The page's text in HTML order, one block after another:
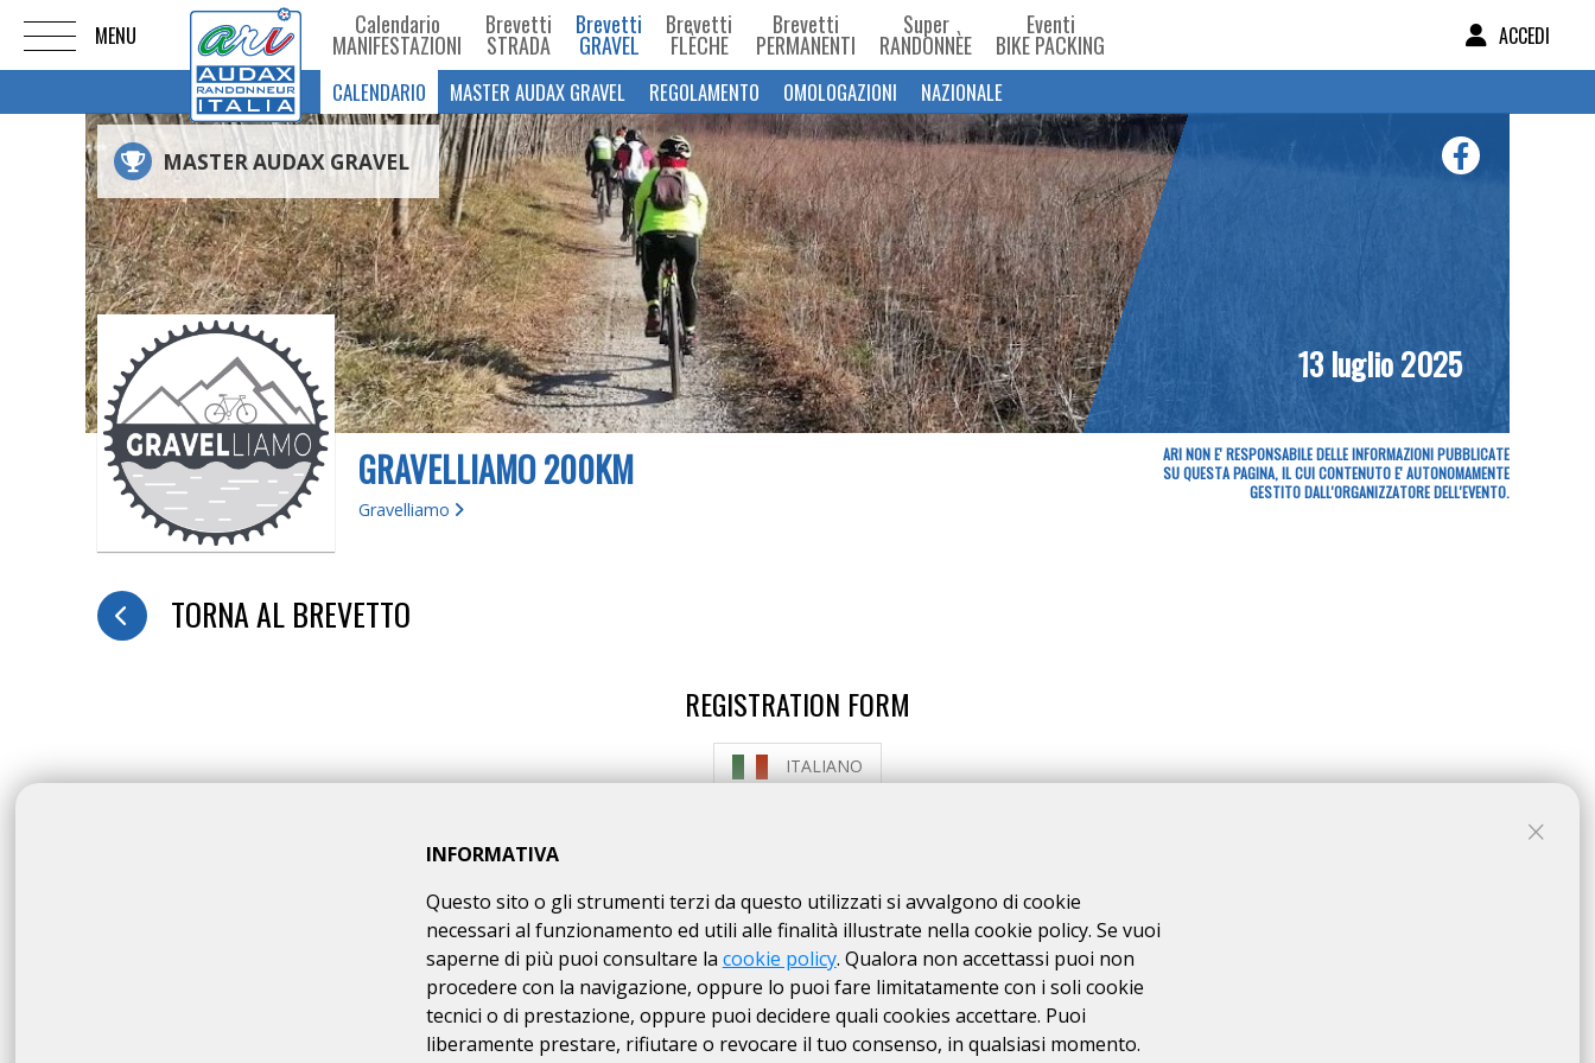
Calendario
MANIFESTAZIONI
Brevetti
STRADA
Brevetti
GRAVEL
Brevetti
FLÈCHE
Brevetti
PERMANENTI
Super
RANDONNÈE
Eventi
BIKE PACKING ACCEDI
CALENDARIO MASTER AUDAX GRAVEL REGOLAMENTO OMOLOGAZIONI NAZIONALE
MASTER AUDAX GRAVEL
13 luglio 2025
ARI NON E' RESPONSABILE DELLE INFORMAZIONI PUBBLICATE
SU QUESTA PAGINA, IL CUI CONTENUTO E' AUTONOMAMENTE
GESTITO DALL'ORGANIZZATORE DELL'EVENTO.
GRAVELLIAMO 200KM
Gravelliamo
TORNA AL BREVETTO
REGISTRATION FORM
ITALIANO
NON-REGISTERED CYCLISTS ARE ALLOWED TO ENTERwith request for daily insurance contribution of € 10.00
The online registration requires the medical certificate to be uploaded and validated on DataHealth
ISCRIZIONI CHIUSE
INFORMATIVA
Questo sito o gli strumenti terzi da questo utilizzati si avvalgono di cookie
necessari al funzionamento ed utili alle finalità illustrate nella cookie policy. Se vuoi
saperne di più puoi consultare la cookie policy. Qualora non accettassi puoi non
procedere con la navigazione, oppure lo puoi fare limitatamente con i soli cookie
tecnici o di prestazione, oppure puoi decidere quali cookies accettare. Puoi
liberamente prestare, rifiutare o revocare il tuo consenso, in qualsiasi momento.